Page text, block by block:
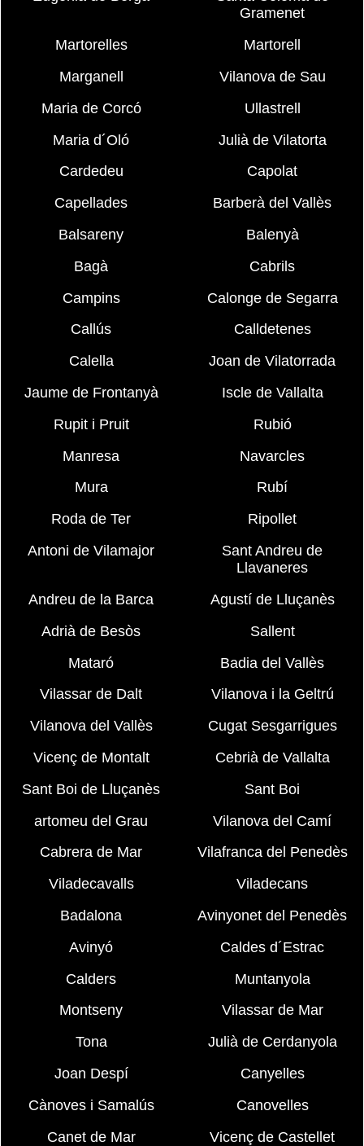
Gramenet
Martorelles
Martorell
Marganell
Vilanova de Sau
Maria de Corcó
Ullastrell
Maria d´Oló
Julià de Vilatorta
Cardedeu
Capolat
Capellades
Barberà del Vallès
Balsareny
Balenyà
Bagà
Cabrils
Campins
Calonge de Segarra
Callús
Calldetenes
Calella
Joan de Vilatorrada
Jaume de Frontanyà
Iscle de Vallalta
Rupit i Pruit
Rubió
Manresa
Navarcles
Mura
Rubí
Roda de Ter
Ripollet
Antoni de Vilamajor
Sant Andreu de
Llavaneres
Andreu de la Barca
Agustí de Lluçanès
Adrià de Besòs
Sallent
Mataró
Badia del Vallès
Vilassar de Dalt
Vilanova i la Geltrú
Vilanova del Vallès
Cugat Sesgarrigues
Vicenç de Montalt
Cebrià de Vallalta
Sant Boi de Lluçanès
Sant Boi
artomeu del Grau
Vilanova del Camí
Cabrera de Mar
Vilafranca del Penedès
Viladecavalls
Viladecans
Badalona
Avinyonet del Penedès
Avinyó
Caldes d´Estrac
Calders
Muntanyola
Montseny
Vilassar de Mar
Tona
Julià de Cerdanyola
Joan Despí
Canyelles
Cànoves i Samalús
Canovelles
Canet de Mar
Vicenç de Castellet